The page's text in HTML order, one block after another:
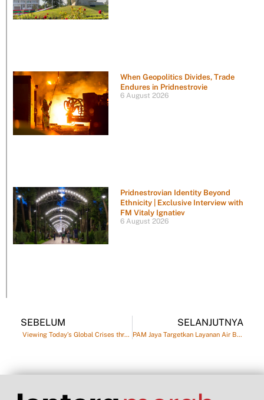
When Geopolitics Divides, Trade
Endures in Pridnestrovie
6 August 2026
Pridnestrovian Identity Beyond
Ethnicity | Exclusive Interview with
FM Vitaly Ignatiev
6 August 2026
SEBELUM
Viewing Today’s Global Crises through the Lens of the Eurasian Charter of Multipolarity and Diversity in the 21st Century
SELANJUTNYA
PAM Jaya Targetkan Layanan Air Bersih 100 Persen di Jakarta pada 2029